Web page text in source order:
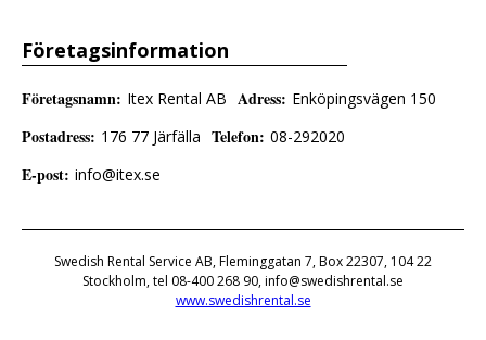
Företagsinformation
Företagsnamn: Itex Rental AB Adress: Enköpingsvägen 150
Postadress: 176 77 Järfälla Telefon: 08-292020
E-post: info@itex.se
Swedish Rental Service AB, Fleminggatan 7, Box 22307, 104 22
Stockholm, tel 08-400 268 90, info@swedishrental.se
www.swedishrental.se